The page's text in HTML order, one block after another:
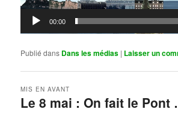
00:00
Publié dans Dans les médias | Laisser un
Le 8 mai : On fait le Pont
MIS EN AVANT